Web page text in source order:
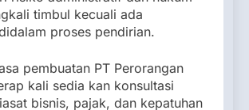
timbul kecuali ada
proses pendirian.
pembuatan PT Perorangan
kali sedia kan konsultasi
bisnis, pajak, dan kepatuhan